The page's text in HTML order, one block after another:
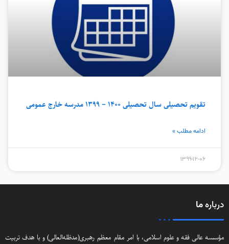
تقویم تحصیلی سال تحصیلی ۱۴۰۰ – ۱۳۹۹ مدرسه خارج عمومی
ادامه مطلب »
۱۳۹۹-۱۲-۰۶
دربارهما
مؤسسه عالی فقه و علوم اسلامی، با امر مقام معظم رهبری(مد‌ظله‌العالی) و با هدف تربیت